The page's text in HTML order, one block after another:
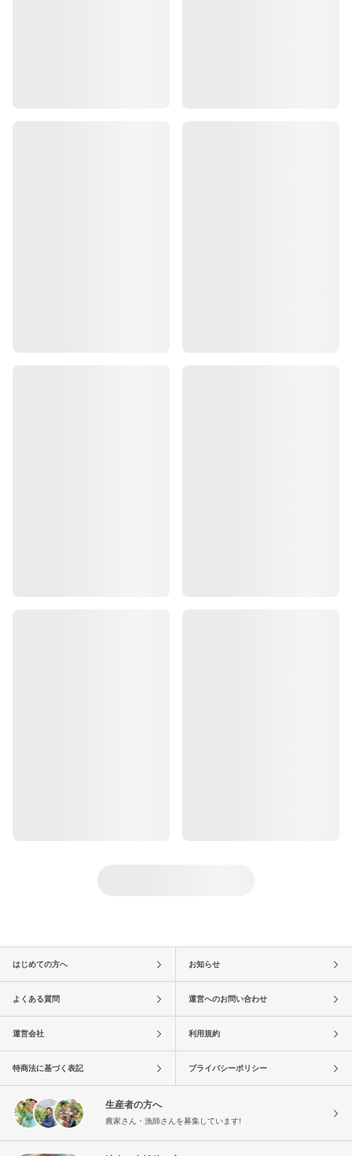
はじめての方へ お知らせ
よくある質問 運営へのお問い合わせ
運営会社 利用規約
特商法に基づく表記 プライバシーポリシー
生産者の方へ
農家さん・漁師さんを募集しています!